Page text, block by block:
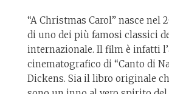
“A Christmas Carol” nasce nel
di uno dei più famosi classici
internazionale. Il film è infatti
cinematografico di “Canto di
Dickens. Sia il libro originale